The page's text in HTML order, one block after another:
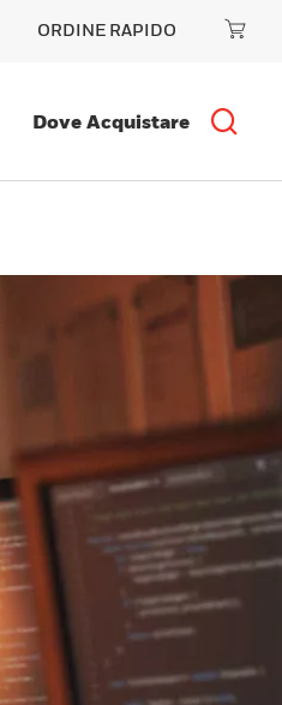
ORDINE RAPIDO
Dove Acquistare